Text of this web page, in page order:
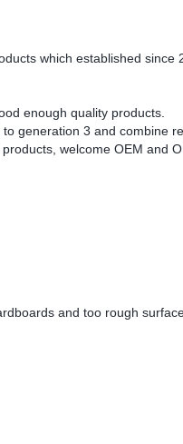
which established since
enough quality products.
generation 3 and combine
welcome OEM and
and too rough